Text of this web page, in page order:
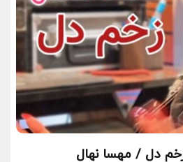
دل / مهسا نهال